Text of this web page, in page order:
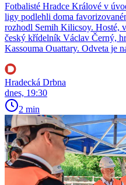
Fotbalisté Hradce Králové v
ligy podlehli doma
rozhodl Semih Kilicsoy. Hosté,
český křídelník Václav Černý,
Kassouma Ouattary. Odveta je
Hradecká Drbna
dnes, 19:30
2 min